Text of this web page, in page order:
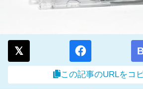
この記事のURLをコ